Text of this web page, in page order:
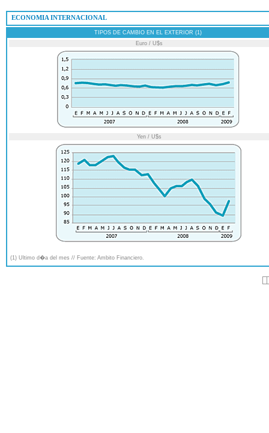
 ECONOMIA INTERNACIONAL
TIPOS DE CAMBIO EN EL EXTERIOR (1)
Euro / U$s
Yen / U$s
(1) Ultimo d�a del mes // Fuente: Ambito Financiero.